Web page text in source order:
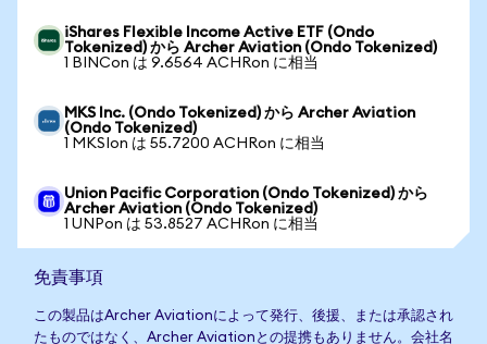
iShares Flexible Income Active ETF (Ondo
Tokenized) から Archer Aviation (Ondo Tokenized)
1 BINCon は 9.6564 ACHRon に相当
MKS Inc. (Ondo Tokenized) から Archer Aviation
(Ondo Tokenized)
1 MKSIon は 55.7200 ACHRon に相当
Union Pacific Corporation (Ondo Tokenized) から
Archer Aviation (Ondo Tokenized)
1 UNPon は 53.8527 ACHRon に相当
免責事項
この製品はArcher Aviationによって発行、後援、または承認され
たものではなく、Archer Aviationとの提携もありません。会社名